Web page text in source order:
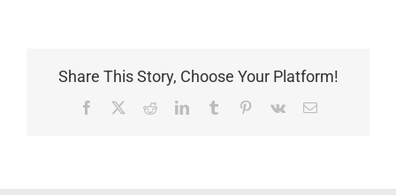
Share This Story, Choose Your Platform!
Facebook RedditLinkedInTumblr Pinterest
Vk
Correo